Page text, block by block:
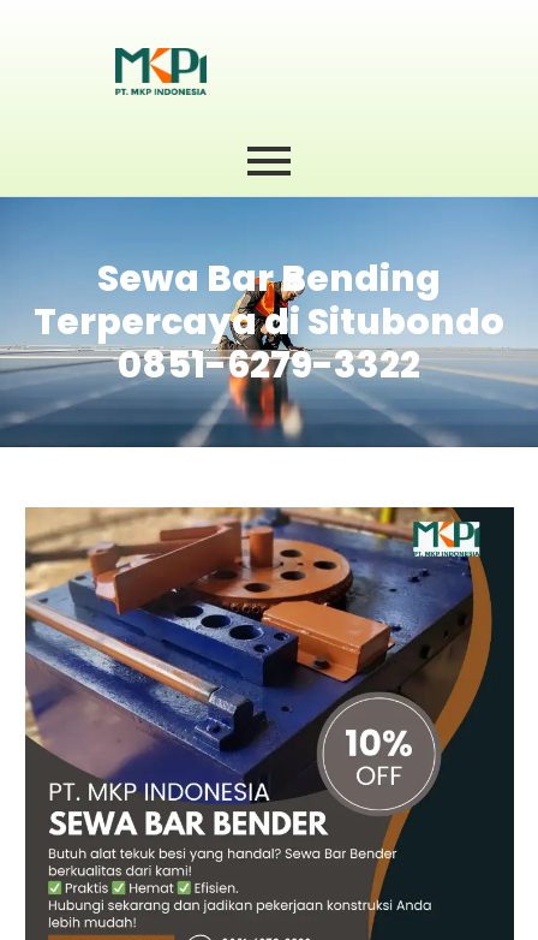
Sewa Bar Bending
Terpercaya di Situbondo
0851-6279-3322